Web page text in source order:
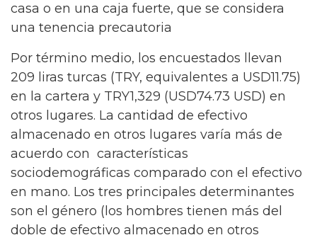
casa o en una caja fuerte, que se considera
una tenencia precautoria
Por término medio, los encuestados llevan
209 liras turcas (TRY, equivalentes a USD11.75)
en la cartera y TRY1,329 (USD74.73 USD) en
otros lugares. La cantidad de efectivo
almacenado en otros lugares varía más de
acuerdo con características
sociodemográficas comparado con el efectivo
en mano. Los tres principales determinantes
son el género (los hombres tienen más del
doble de efectivo almacenado en otros